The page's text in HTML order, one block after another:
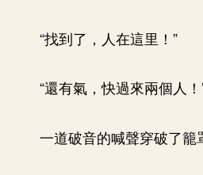
“找到了，人在這里！”
“還有氣，快過來兩個人！
一道破音的喊聲穿破了籠